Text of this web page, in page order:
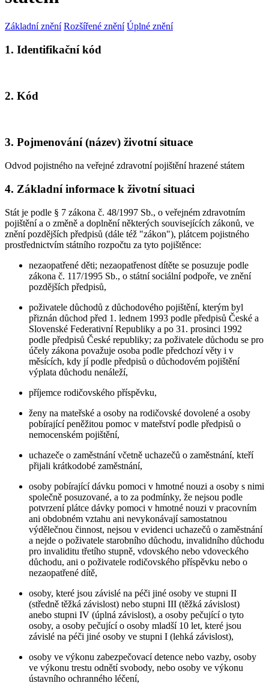
Základní znění Rozšířené znění Úplné znění
1. Identifikační kód
2. Kód
3. Pojmenování (název) životní situace
Odvod pojistného na veřejné zdravotní pojištění hrazené státem
4. Základní informace k životní situaci
Stát je podle § 7 zákona č. 48/1997 Sb., o veřejném zdravotním
pojištění a o změně a doplnění některých souvisejících zákonů, ve
znění pozdějších předpisů (dále též "zákon"), plátcem pojistného
prostřednictvím státního rozpočtu za tyto pojištěnce:
nezaopatřené děti; nezaopatřenost dítěte se posuzuje podle
zákona č. 117/1995 Sb., o státní sociální podpoře, ve znění
pozdějších předpisů,
poživatele důchodů z důchodového pojištění, kterým byl
přiznán důchod před 1. lednem 1993 podle předpisů České a
Slovenské Federativní Republiky a po 31. prosinci 1992
podle předpisů České republiky; za poživatele důchodu se pro
účely zákona považuje osoba podle předchozí věty i v
měsících, kdy jí podle předpisů o důchodovém pojištění
výplata důchodu nenáleží,
příjemce rodičovského příspěvku,
ženy na mateřské a osoby na rodičovské dovolené a osoby
pobírající peněžitou pomoc v mateřství podle předpisů o
nemocenském pojištění,
uchazeče o zaměstnání včetně uchazečů o zaměstnání, kteří
přijali krátkodobé zaměstnání,
osoby pobírající dávku pomoci v hmotné nouzi a osoby s nimi
společně posuzované, a to za podmínky, že nejsou podle
potvrzení plátce dávky pomoci v hmotné nouzi v pracovním
ani obdobném vztahu ani nevykonávají samostatnou
výdělečnou činnost, nejsou v evidenci uchazečů o zaměstnání
a nejde o poživatele starobního důchodu, invalidního důchodu
pro invaliditu třetího stupně, vdovského nebo vdoveckého
důchodu, ani o poživatele rodičovského příspěvku nebo o
nezaopatřené dítě,
osoby, které jsou závislé na péči jiné osoby ve stupni II
(středně těžká závislost) nebo stupni III (těžká závislost)
anebo stupni IV (úplná závislost), a osoby pečující o tyto
osoby, a osoby pečující o osoby mladší 10 let, které jsou
závislé na péči jiné osoby ve stupni I (lehká závislost),
osoby ve výkonu zabezpečovací detence nebo vazby, osoby
ve výkonu trestu odnětí svobody, nebo osoby ve výkonu
ústavního ochranného léčení,